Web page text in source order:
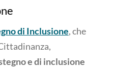
di Inclusione, che
e di inclusione